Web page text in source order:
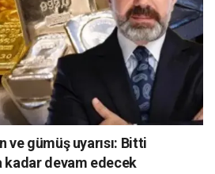
ve gümüş uyarısı: Bitti
kadar devam edecek